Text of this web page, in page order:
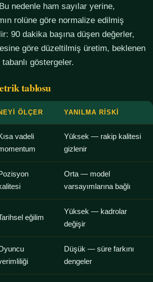
nedenle ham sayılar yerine,
rolüne göre normalize edilmiş
90 dakika başına düşen değerler,
göre düzeltilmiş üretim, beklenen
göstergeler.
tablosu
ÖLÇER YANILMA RISKI
vadeli
Yüksek — rakip kalitesi
gizlenir
Orta — model
varsayımlarına bağlı
eğilim
Yüksek — kadrolar
değişir
Düşük — süre farkını
dengeler